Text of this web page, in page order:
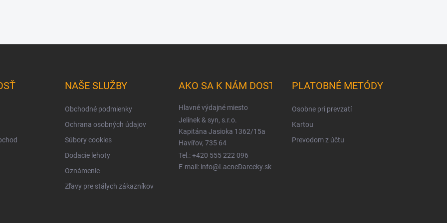
NAŠE SLUŽBY
Obchodné podmienky
Ochrana osobných údajov
Súbory cookies
Dodacie lehoty
Oznámenie
Zľavy pre stálych zákazníkov
AKO SA K NÁM DOSTANETE
Hlavné výdajné miesto
Jelínek & syn, s.r.o.
Kapitána Jasioka 1362/15a
Havířov, 735 64
Tel.: +420 555 222 096
E-mail: info@LacneDarceky.sk
PLATOBNÉ METÓDY
Osobne pri prevzatí
Kartou
Prevodom z účtu